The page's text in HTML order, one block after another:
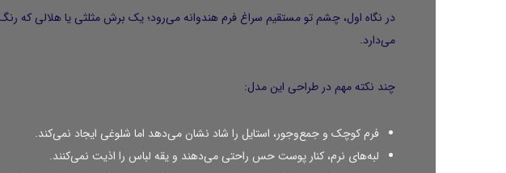
در نگاه اول، چشم تو مستقیم سراغ فرم هندوانه می‌رود؛ یک برش مثلثی یا هلالی که
می‌دارد.
چند نکته مهم در طراحی این مدل:
فرم کوچک و جمع‌وجور، استایل را شاد نشان می‌دهد اما شلوغی ایجاد نمی‌کند.
لبه‌های نرم، کنار پوست حس راحتی می‌دهند و یقه لباس را اذیت نمی‌کنند.